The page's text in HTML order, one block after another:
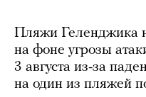
Пляжи Геленджика
на фоне угрозы
3 августа из-за
на один из пляжей